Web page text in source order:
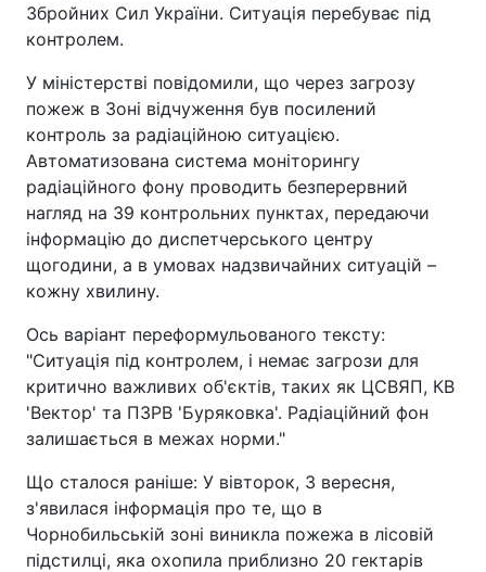
Збройних Сил України. Ситуація перебуває під
контролем.
У міністерстві повідомили, що через загрозу
пожеж в Зоні відчуження був посилений
контроль за радіаційною ситуацією.
Автоматизована система моніторингу
радіаційного фону проводить безперервний
нагляд на 39 контрольних пунктах, передаючи
інформацію до диспетчерського центру
щогодини, а в умовах надзвичайних ситуацій –
кожну хвилину.
Ось варіант переформульованого тексту:
"Ситуація під контролем, і немає загрози для
критично важливих об'єктів, таких як ЦСВЯП, КВ
'Вектор' та ПЗРВ 'Буряковка'. Радіаційний фон
залишається в межах норми."
Що сталося раніше: У вівторок, 3 вересня,
з'явилася інформація про те, що в
Чорнобильській зоні виникла пожежа в лісовій
підстилці, яка охопила приблизно 20 гектарів